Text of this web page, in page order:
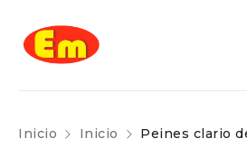
Inicio Inicio
Peines clario